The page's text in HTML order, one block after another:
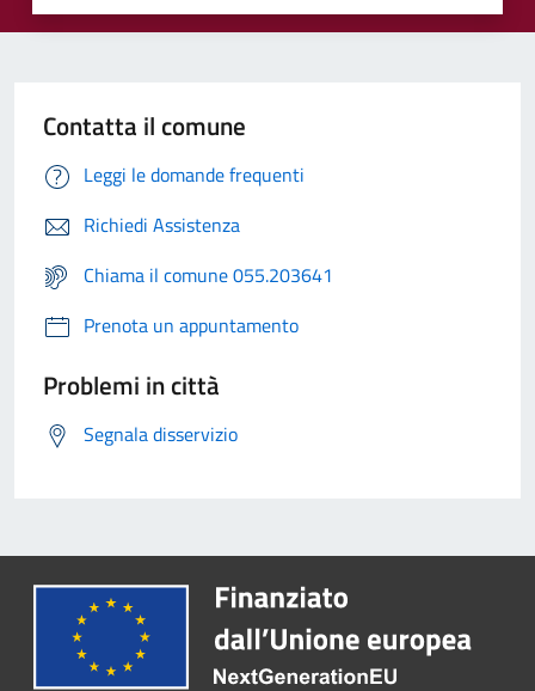
Contatta il comune
Leggi le domande frequenti
Richiedi Assistenza
Chiama il comune 055.203641
Prenota un appuntamento
Problemi in città
Segnala disservizio